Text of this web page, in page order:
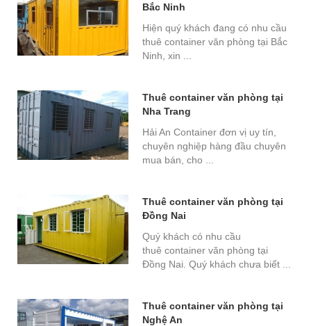
Bắc Ninh
Hiện quý khách đang có nhu cầu
thuê container văn phòng tại Bắc
Ninh, xin ...
Thuê container văn phòng tại
Nha Trang
Hải An Container đơn vị uy tín,
chuyên nghiệp hàng đầu chuyên
mua bán, cho ...
Thuê container văn phòng tại
Đồng Nai
Quý khách có nhu cầu
thuê container văn phòng tại
Đồng Nai. Quý khách chưa biết ...
Thuê container văn phòng tại
Nghệ An